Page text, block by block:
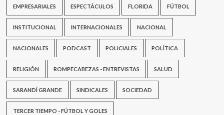
EMPRESARIALES ESPECTÁCULOS FLORIDA FÚTBOL
INSTITUCIONAL INTERNACIONALES NACIONAL
NACIONALES PODCAST POLICIALES POLÍTICA
RELIGIÓN ROMPECABEZAS - ENTREVISTAS SALUD
SARANDÍ GRANDE SINDICALES SOCIEDAD
TERCER TIEMPO - FÚTBOL Y GOLES